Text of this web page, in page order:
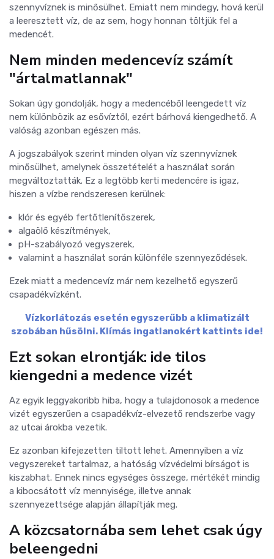
szennyvíznek is minősülhet. Emiatt nem mindegy, hová kerül
a leeresztett víz, de az sem, hogy honnan töltjük fel a
medencét.
Nem minden medencevíz számít
"ártalmatlannak"
Sokan úgy gondolják, hogy a medencéből leengedett víz
nem különbözik az esővíztől, ezért bárhová kiengedhető. A
valóság azonban egészen más.
A jogszabályok szerint minden olyan víz szennyvíznek
minősülhet, amelynek összetételét a használat során
megváltoztatták. Ez a legtöbb kerti medencére is igaz,
hiszen a vízbe rendszeresen kerülnek:
klór és egyéb fertőtlenítőszerek,
algaölő készítmények,
pH-szabályozó vegyszerek,
valamint a használat során különféle szennyeződések.
Ezek miatt a medencevíz már nem kezelhető egyszerű
csapadékvízként.
Vízkorlátozás esetén egyszerűbb a klimatizált
szobában hűsölni. Klímás ingatlanokért kattints ide!
Ezt sokan elrontják: ide tilos
kiengedni a medence vizét
Az egyik leggyakoribb hiba, hogy a tulajdonosok a medence
vizét egyszerűen a csapadékvíz-elvezető rendszerbe vagy
az utcai árokba vezetik.
Ez azonban kifejezetten tiltott lehet. Amennyiben a víz
vegyszereket tartalmaz, a hatóság vízvédelmi bírságot is
kiszabhat. Ennek nincs egységes összege, mértékét mindig
a kibocsátott víz mennyisége, illetve annak
szennyezettsége alapján állapítják meg.
A közcsatornába sem lehet csak úgy
beleengedni